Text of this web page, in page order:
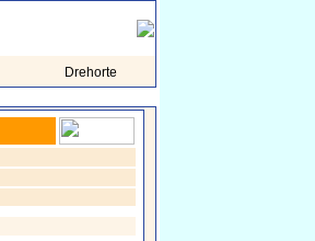
Drehorte